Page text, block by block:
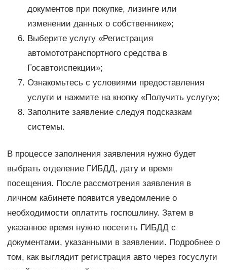
документов при покупке, лизинге или
изменении данных о собственнике»;
Выберите услугу «Регистрация
автомототранспортного средства в
Госавтоиспекции»;
Ознакомьтесь с условиями предоставления
услуги и нажмите на кнопку «Получить услугу»;
Заполните заявление следуя подсказкам
системы.
В процессе заполнения заявления нужно будет
выбрать отделение ГИБДД, дату и время
посещения. После рассмотрения заявления в
личном кабинете появится уведомление о
необходимости оплатить госпошлину. Затем в
указанное время нужно посетить ГИБДД с
документами, указанными в заявлении. Подробнее о
том, как выглядит регистрация авто через госуслуги